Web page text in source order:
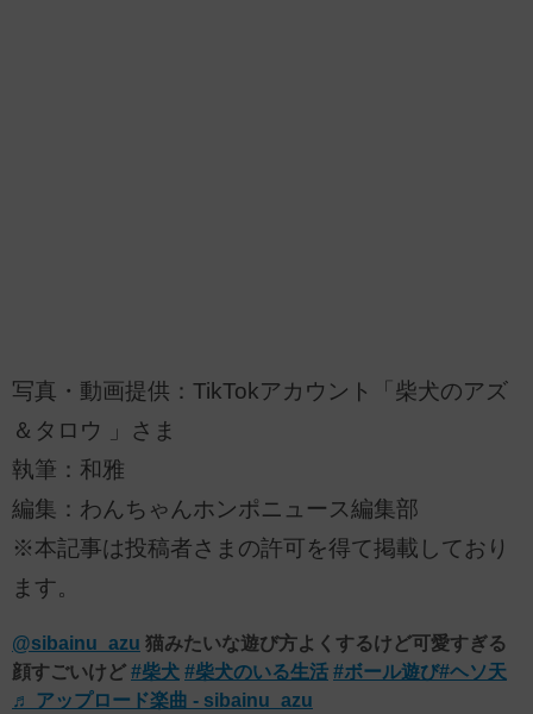
写真・動画提供：TikTokアカウント「柴犬のアズ
＆タロウ 」さま
執筆：和雅
編集：わんちゃんホンポニュース編集部
※本記事は投稿者さまの許可を得て掲載しており
ます。
@sibainu_azu 猫みたいな遊び方よくするけど可愛すぎる
顔すごいけど #柴犬 #柴犬のいる生活 #ボール遊び#ヘソ天
♬ アップロード楽曲 - sibainu_azu